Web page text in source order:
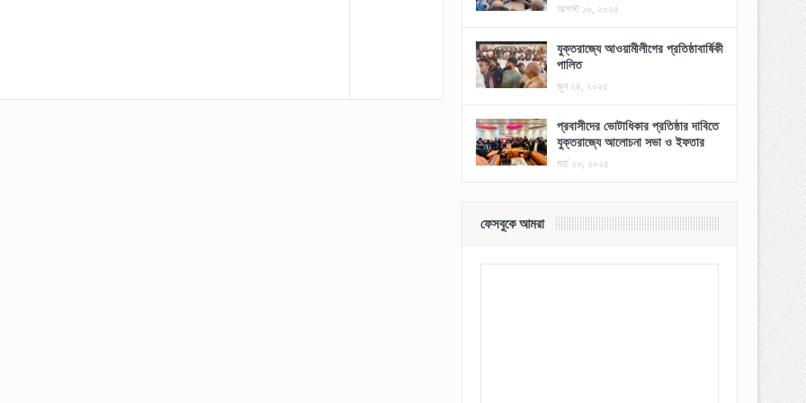
আগস্ট ১৬, ২০২৫
যুক্তরাজ্যে আওয়ামীলীগের প্রতিষ্ঠাবার্ষিকী
পালিত
জুন ২৪, ২০২৫
প্রবাসীদের ভোটাধিকার প্রতিষ্ঠার দাবিতে
যুক্তরাজ্যে আলোচনা সভা ও ইফতার
মার্চ ২০, ২০২৫
ফেসবুকে আমরা